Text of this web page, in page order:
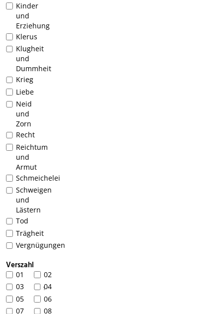
Kinder
und
Erziehung
Klerus
Klugheit
und
Dummheit
Krieg
Liebe
Neid
und
Zorn
Recht
Reichtum
und
Armut
Schmeichelei
Schweigen
und
Lästern
Tod
Trägheit
Vergnügungen
Verszahl
01
02
03
104
05
06
07
08